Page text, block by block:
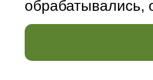
обрабатывались,